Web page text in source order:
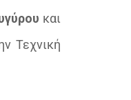
και
Τεχνική